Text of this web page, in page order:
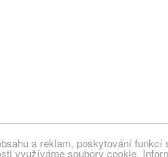
a reklam, poskytování
využíváme soubory cookie.